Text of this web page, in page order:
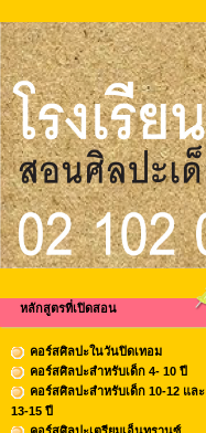
หลักสูตรที่เปิดสอน
คอร์สศิลปะในวันปิดเทอม
คอร์สศิลปะสำหรับเด็ก 4- 10 ปี
คอร์สศิลปะสำหรับเด็ก 10-12 และ
13-15 ปี